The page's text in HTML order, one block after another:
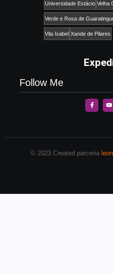
Universidade Estácio Velha
Verde e Rosa de
Vila Isabel Xande de Pilares
Follow Me
© 2023 Created parceria